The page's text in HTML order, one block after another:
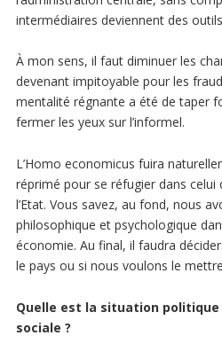
intermédiaires deviennent des
À mon sens, il faut diminuer les
devenant impitoyable pour les
mentalité régnante a été de taper
fermer les yeux sur l’informel.
L’Homo economicus fuira
réprimé pour se réfugier dans
l’Etat. Vous savez, au fond, nous
philosophique et psychologique
économie. Au final, il faudra
le pays ou si nous voulons le mettre
Quelle est la situation
sociale ?